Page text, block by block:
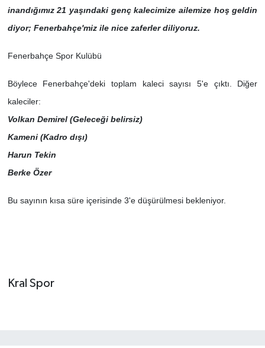
inandığımız 21 yaşındaki genç kalecimize ailemize hoş geldin
diyor; Fenerbahçe'miz ile nice zaferler diliyoruz.
Fenerbahçe Spor Kulübü
Böylece Fenerbahçe'deki toplam kaleci sayısı 5'e çıktı. Diğer
kaleciler:
Volkan Demirel (Geleceği belirsiz)
Kameni (Kadro dışı)
Harun Tekin
Berke Özer
Bu sayının kısa süre içerisinde 3'e düşürülmesi bekleniyor.
Kral Spor